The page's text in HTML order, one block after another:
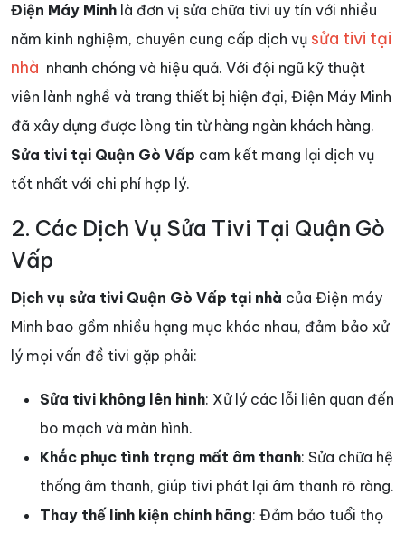
Điện Máy Minh là đơn vị sửa chữa tivi uy tín với nhiều
năm kinh nghiệm, chuyên cung cấp dịch vụ sửa tivi tại
nhà nhanh chóng và hiệu quả. Với đội ngũ kỹ thuật
viên lành nghề và trang thiết bị hiện đại, Điện Máy Minh
đã xây dựng được lòng tin từ hàng ngàn khách hàng.
Sửa tivi tại Quận Gò Vấp cam kết mang lại dịch vụ
tốt nhất với chi phí hợp lý.
2. Các Dịch Vụ Sửa Tivi Tại Quận Gò
Vấp
Dịch vụ sửa tivi Quận Gò Vấp tại nhà của Điện máy
Minh bao gồm nhiều hạng mục khác nhau, đảm bảo xử
lý mọi vấn đề tivi gặp phải:
Sửa tivi không lên hình: Xử lý các lỗi liên quan đến
bo mạch và màn hình.
Khắc phục tình trạng mất âm thanh: Sửa chữa hệ
thống âm thanh, giúp tivi phát lại âm thanh rõ ràng.
Thay thế linh kiện chính hãng: Đảm bảo tuổi thọ